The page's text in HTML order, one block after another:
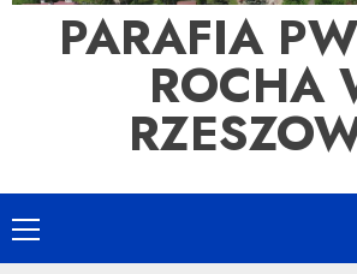
PARAFIA
ROCHA
Primary
Menu